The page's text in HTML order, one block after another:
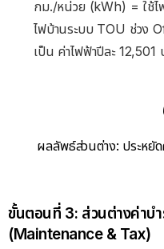
กม./หน่วย (kWh) = ใช้ไ
ไฟบ้านระบบ TOU ช่วง
เป็น ค่าไฟฟ้าปีละ 12,501
ผลลัพธ์ส่วนต่าง: ประหยั
ขั้นตอนที่ 3: ส่วนต่างค่าบำ
(Maintenance & Tax)